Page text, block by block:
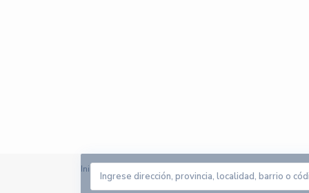
Inicio